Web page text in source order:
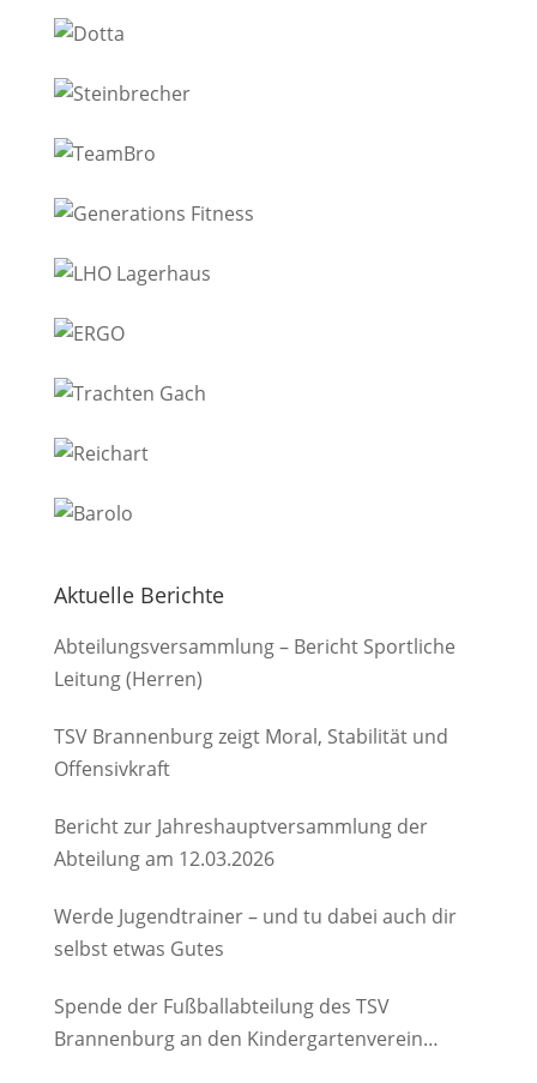
Aktuelle Berichte
Abteilungsversammlung – Bericht Sportliche
Leitung (Herren)
TSV Brannenburg zeigt Moral, Stabilität und
Offensivkraft
Bericht zur Jahreshauptversammlung der
Abteilung am 12.03.2026
Werde Jugendtrainer – und tu dabei auch dir
selbst etwas Gutes
Spende der Fußballabteilung des TSV
Brannenburg an den Kindergartenverein